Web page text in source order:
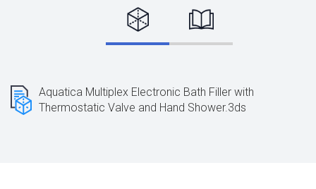
Aquatica Multiplex Electronic Bath Filler with
Thermostatic Valve and Hand Shower.3ds